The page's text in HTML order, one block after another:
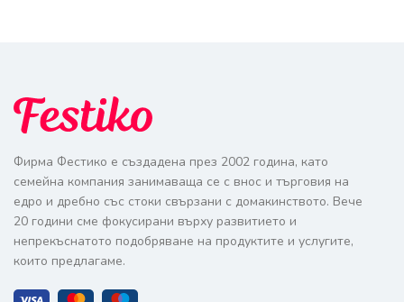
Фирма Фестико е създадена през 2002 година, като
семейна компания занимаваща се с внос и търговия на
едро и дребно със стоки свързани с домакинството. Вече
20 години сме фокусирани върху развитието и
непрекъснатото подобряване на продуктите и услугите,
които предлагаме.